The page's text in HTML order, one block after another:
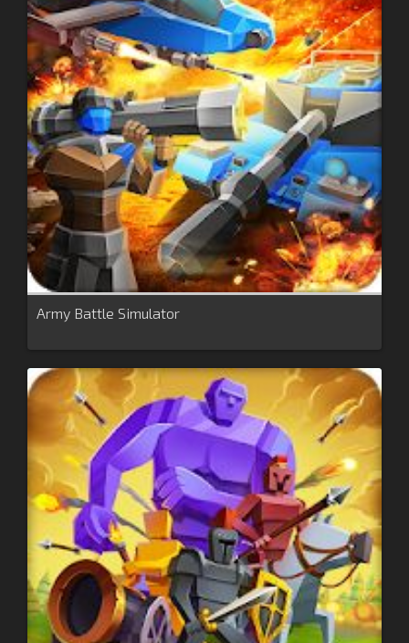
Army Battle Simulator